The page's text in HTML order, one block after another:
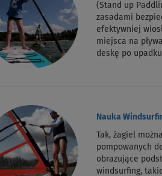
(Stand up
zasadami
efektywniej
miejsca na
deskę po
Nauka
Tak, żagiel
pompowanych
obrazujące
windsurfing,